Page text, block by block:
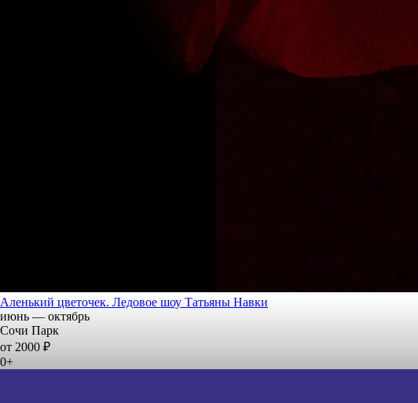
Аленький цветочек. Ледовое шоу Татьяны Навки
июнь — октябрь
Сочи Парк
от 2000 ₽
0+